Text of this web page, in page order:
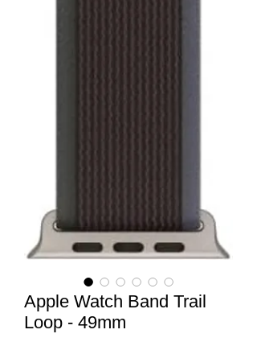
Apple Watch Band Trail
Loop - 49mm